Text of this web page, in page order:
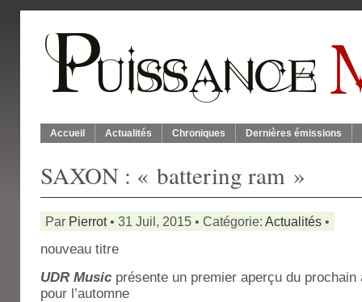
Accueil Actualités Chroniques Dernières émissions
SAXON : « battering ram »
Par Pierrot• 31 Juil, 2015 • Catégorie: Actualités •
nouveau titre
UDR Music présente un premier aperçu du prochain
pour l’automne